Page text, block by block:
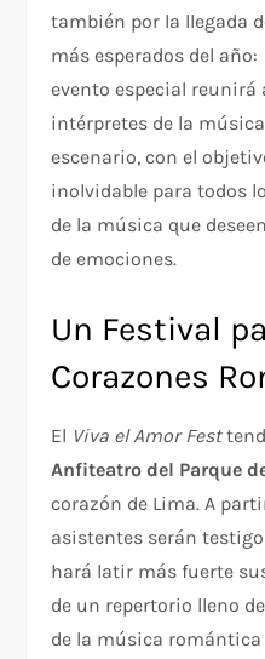
también por la llegada
más esperados del año:
evento especial reunirá
intérpretes de la
escenario, con el
inolvidable para todos
de la música que
de emociones.
Un Festival
Corazones
El Viva el Amor Fest
Anfiteatro del Parque
corazón de Lima. A
asistentes serán
hará latir más fuerte
de un repertorio lleno
de la música romántica